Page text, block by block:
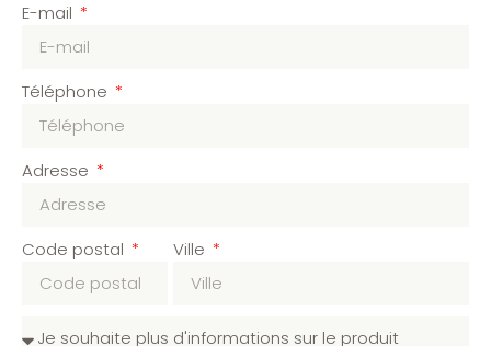
E-mail
Téléphone
Adresse
Code postal Ville